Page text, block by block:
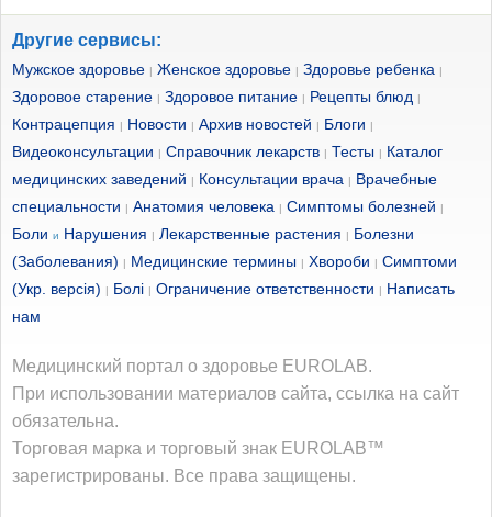
Другие сервисы:
Мужское здоровье | Женское здоровье | Здоровье ребенка |
Здоровое старение | Здоровое питание | Рецепты блюд |
Контрацепция | Новости | Архив новостей | Блоги |
Видеоконсультации | Справочник лекарств | Тесты | Каталог
медицинских заведений | Консультации врача | Врачебные
специальности | Анатомия человека | Симптомы болезней |
Боли и Нарушения | Лекарственные растения | Болезни
(Заболевания) | Медицинские термины | Хвороби | Симптоми
(Укр. версія) | Болі | Ограничение ответственности | Написать
нам
Медицинский портал о здоровье EUROLAB.
При использовании материалов сайта, ссылка на сайт
обязательна.
Торговая марка и торговый знак EUROLAB™
зарегистрированы. Все права защищены.